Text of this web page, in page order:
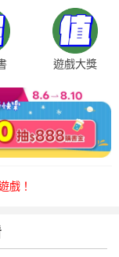
遊戲大獎
逛逛！
券！